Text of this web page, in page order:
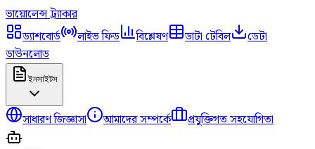
ভায়োলেন্সট্র্যাকার
ড্যাশবোর্ড
লাইভ ফিড বিশ্লেষণ ডাটা টেবিল
ডেটা
ডাউনলোড
ইনসাইটস
সাধারণ জিজ্ঞাসা আমাদের সম্পর্কে প্রযুক্তিগত সহযোগিতা